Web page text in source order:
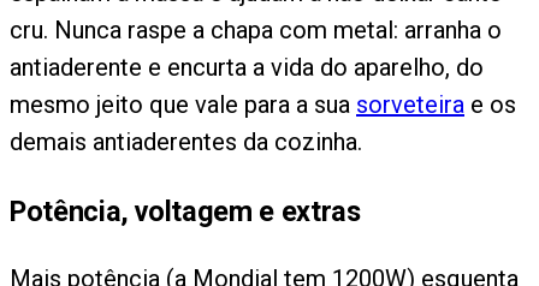
cru. Nunca raspe a chapa com metal: arranha o
antiaderente e encurta a vida do aparelho, do
mesmo jeito que vale para a sua sorveteira e os
demais antiaderentes da cozinha.
Potência, voltagem e extras
Mais potência (a Mondial tem 1200W) esquenta